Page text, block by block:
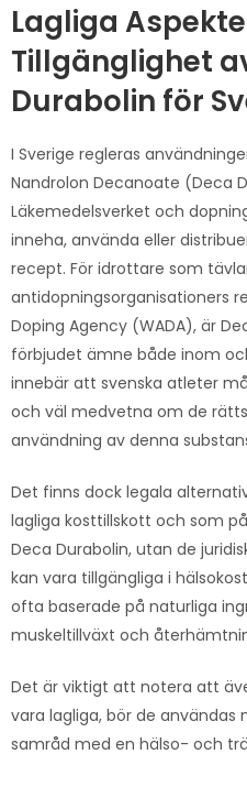
Lagliga
Tillgänglighet
Durabolin för
I Sverige regleras
Nandrolon Decanoate (Deca
Läkemedelsverket och
inneha, använda eller
recept. För idrottare som
antidopningsorganisationers
Doping Agency (WADA), är
förbjudet ämne både inom
innebär att svenska atleter
och väl medvetna om de
användning av denna
Det finns dock legala
lagliga kosttillskott och som
Deca Durabolin, utan de
kan vara tillgängliga i
ofta baserade på naturliga
muskeltillväxt och
Det är viktigt att notera att
vara lagliga, bör de
samråd med en hälso- och